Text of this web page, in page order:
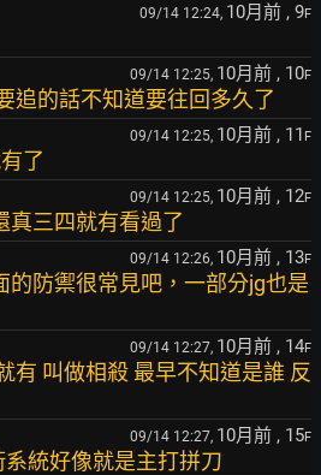
09/14 12:24, 10月前 , 9F
09/14 12:25, 10月前 , 10F
追的話不知道要往回多久了
09/14 12:25, 10月前 , 11 F
了
09/14 12:25, 10月前 , 12F
真三四就有看過了
09/14 12:26, 10月前 , 13F
的防禦很常見吧，一部分jg也是
09/14 12:27, 10月前 , 14F
有 叫做相殺 最早不知道是誰 反
09/14 12:27, 10月前 , 15F
統好像就是主打拼刀